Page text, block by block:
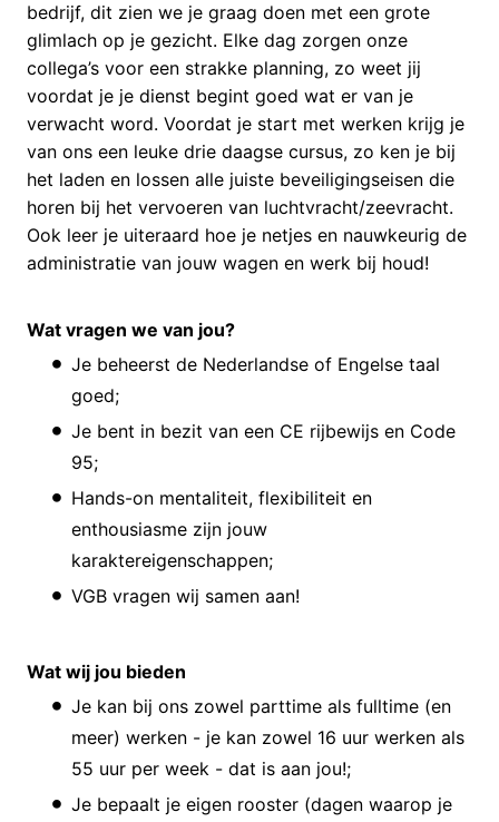
bedrijf, dit zien we je graag doen met een grote
glimlach op je gezicht. Elke dag zorgen onze
collega’s voor een strakke planning, zo weet jij
voordat je je dienst begint goed wat er van je
verwacht word. Voordat je start met werken krijg je
van ons een leuke drie daagse cursus, zo ken je bij
het laden en lossen alle juiste beveiligingseisen die
horen bij het vervoeren van luchtvracht/zeevracht.
Ook leer je uiteraard hoe je netjes en nauwkeurig de
administratie van jouw wagen en werk bij houd!
Wat vragen we van jou?
Je beheerst de Nederlandse of Engelse taal
goed;
Je bent in bezit van een CE rijbewijs en Code
95;
Hands-on mentaliteit, flexibiliteit en
enthousiasme zijn jouw
karaktereigenschappen;
VGB vragen wij samen aan!
Wat wij jou bieden
Je kan bij ons zowel parttime als fulltime (en
meer) werken - je kan zowel 16 uur werken als
55 uur per week - dat is aan jou!;
Je bepaalt je eigen rooster (dagen waarop je